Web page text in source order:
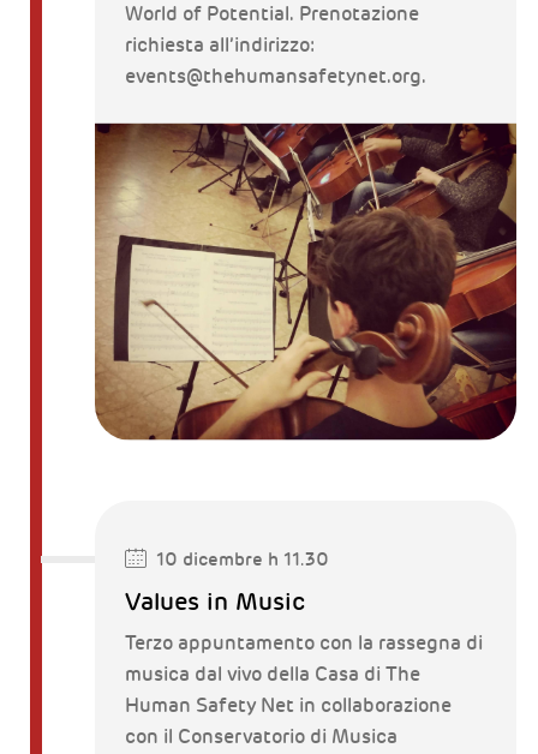
World of Potential. Prenotazione
richiesta all’indirizzo:
events@thehumansafetynet.org.
10 dicembre h 11.30
Values in Music
Terzo appuntamento con la rassegna di
musica dal vivo della Casa di The
Human Safety Net in collaborazione
con il Conservatorio di Musica